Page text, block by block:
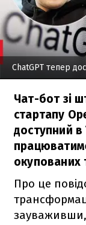
ChatGPT тепер
Чат-бот зі
стартапу
доступний в
окупованих
Про це